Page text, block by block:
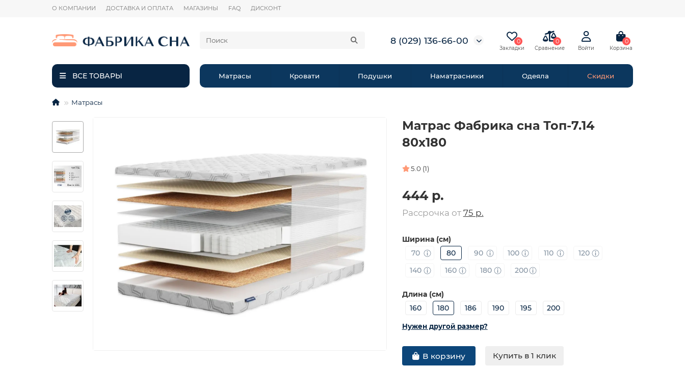
О КОМПАНИИ ДОСТАВКА И ОПЛАТА МАГАЗИНЫ FAQ ДИСКОНТ
8 (029) 136-66-00 0 0 0
ВСЕ ТОВАРЫ Матрасы Кровати Подушки Наматрасники Одеяла Скидки
Матрасы
Матрас Фабрика сна Топ-7.14
80х180
5.0 (1)
444 р.
Рассрочка от 75 р.
Ширина (см)
70
80 90 100 110
120
140
160 180 200
Длина (см)
160
180 186 190 195 200
Нужен другой размер?
В корзину Купить в 1 клик